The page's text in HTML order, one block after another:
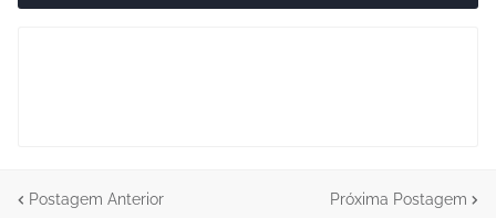
Postagem Anterior Próxima Postagem